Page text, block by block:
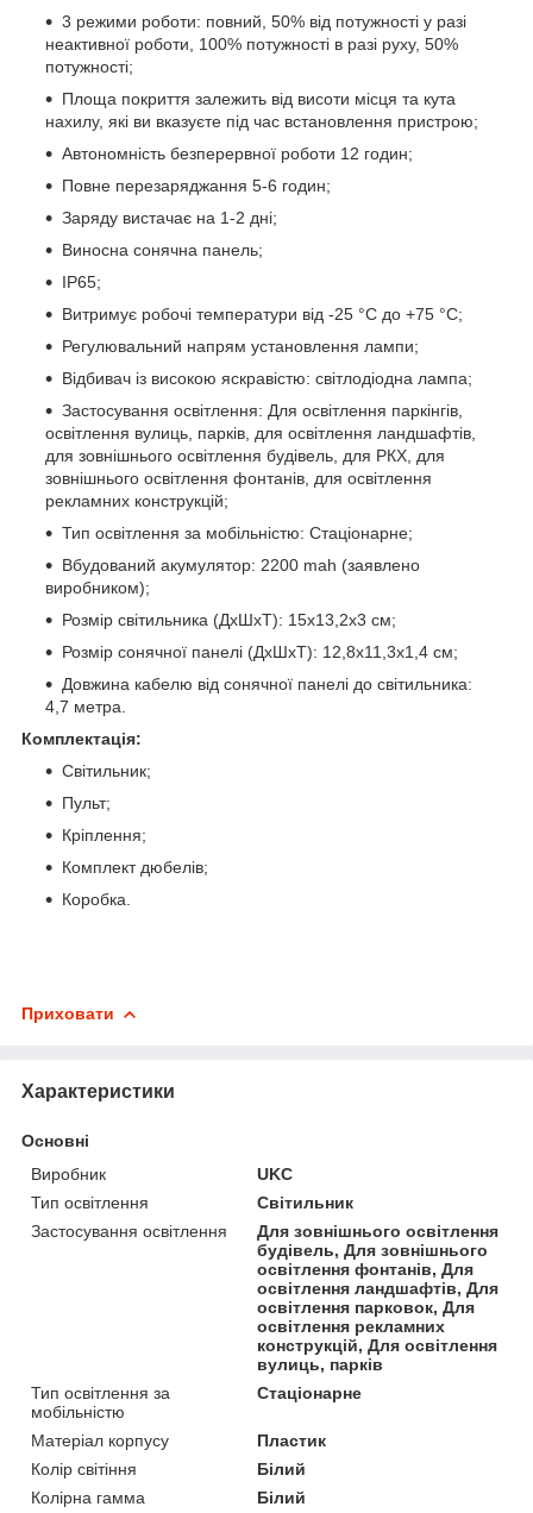
3 режими роботи: повний, 50% від потужності у разі
неактивної роботи, 100% потужності в разі руху, 50%
потужності;
Площа покриття залежить від висоти місця та кута
нахилу, які ви вказуєте під час встановлення пристрою;
Автономність безперервної роботи 12 годин;
Повне перезаряджання 5-6 годин;
Заряду вистачає на 1-2 дні;
Виносна сонячна панель;
IP65;
Витримує робочі температури від -25 °C до +75 °C;
Регулювальний напрям установлення лампи;
Відбивач із високою яскравістю: світлодіодна лампа;
Застосування освітлення: Для освітлення паркінгів,
освітлення вулиць, парків, для освітлення ландшафтів,
для зовнішнього освітлення будівель, для РКХ, для
зовнішнього освітлення фонтанів, для освітлення
рекламних конструкцій;
Тип освітлення за мобільністю: Стаціонарне;
Вбудований акумулятор: 2200 mah (заявлено
виробником);
Розмір світильника (ДхШхТ): 15х13,2х3 см;
Розмір сонячної панелі (ДхШхТ): 12,8х11,3х1,4 см;
Довжина кабелю від сонячної панелі до світильника:
4,7 метра.
Комплектація:
Світильник;
Пульт;
Кріплення;
Комплект дюбелів;
Коробка.
Приховати
Характеристики
Основні
Виробник
UKC
Тип освітлення
Світильник
Застосування освітлення
Для зовнішнього освітлення
будівель, Для зовнішнього
освітлення фонтанів, Для
освітлення ландшафтів, Для
освітлення парковок, Для
освітлення рекламних
конструкцій, Для освітлення
вулиць, парків
Тип освітлення за
мобільністю
Стаціонарне
Матеріал корпусу
Пластик
Колір світіння
Білий
Колірна гамма
Білий